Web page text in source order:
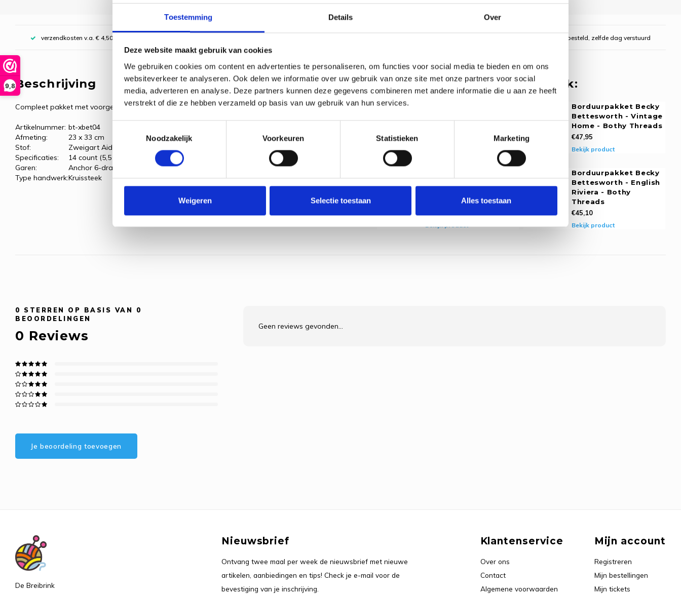
Toestemming Details Over
Deze website maakt gebruik van cookies
We gebruiken cookies om content en advertenties te personaliseren, om functies voor social media te bieden en om ons
websiteverkeer te analyseren. Ook delen we informatie over uw gebruik van onze site met onze partners voor social
media, adverteren en analyse. Deze partners kunnen deze gegevens combineren met andere informatie die u aan ze heeft
verstrekt of die ze hebben verzameld op basis van uw gebruik van hun services.
Noodzakelijk
Voorkeuren Statistieken Marketing
Weigeren Selectie toestaan Alles toestaan
9,8
verzendkosten v.a. € 4,50, boven € 70,00 gratis (NL) Voor 16:00 uur besteld, zelfde dag verstuurd
Beschrijving
Compleet pakket met voorgesorteerde borduurgarens.
Artikelnummer: bt-xbet04
Afmeting:
23 x 33 cm
Stof:
Zweigart Aida, wit
Specificaties:
14 count (5,5 kr/cm)
Garen:
Anchor 6-draads borduurgaren
Type handwerk:Kruissteek
Dit vind je misschien ook leuk:
Borduurpakket Becky
Bettesworth - Vintage
Home - Bothy Threads
€47,95
Bekijk product
Bekijk product
Borduurpakket Becky
Bettesworth - English
Riviera - Bothy
Threads
€45,10
Bekijk product
0 STERREN OP BASIS VAN 0
BEOORDELINGEN
0 Reviews
Je beoordeling toevoegen
Geen reviews gevonden...
De Breibrink
Nieuwsbrief
Ontvang twee maal per week de nieuwsbrief met nieuwe
artikelen, aanbiedingen en tips! Check je e-mail voor de
bevestiging van je inschrijving.
Klantenservice
Over ons
Contact
Algemene voorwaarden
Mijn account
Registreren
Mijn bestellingen
Mijn tickets